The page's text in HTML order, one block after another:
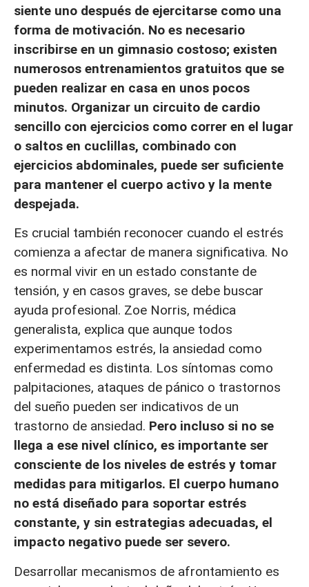
siente uno después de ejercitarse como una
forma de motivación. No es necesario
inscribirse en un gimnasio costoso; existen
numerosos entrenamientos gratuitos que se
pueden realizar en casa en unos pocos
minutos. Organizar un circuito de cardio
sencillo con ejercicios como correr en el lugar
o saltos en cuclillas, combinado con
ejercicios abdominales, puede ser suficiente
para mantener el cuerpo activo y la mente
despejada.
Es crucial también reconocer cuando el estrés
comienza a afectar de manera significativa. No
es normal vivir en un estado constante de
tensión, y en casos graves, se debe buscar
ayuda profesional. Zoe Norris, médica
generalista, explica que aunque todos
experimentamos estrés, la ansiedad como
enfermedad es distinta. Los síntomas como
palpitaciones, ataques de pánico o trastornos
del sueño pueden ser indicativos de un
trastorno de ansiedad. Pero incluso si no se
llega a ese nivel clínico, es importante ser
consciente de los niveles de estrés y tomar
medidas para mitigarlos. El cuerpo humano
no está diseñado para soportar estrés
constante, y sin estrategias adecuadas, el
impacto negativo puede ser severo.
Desarrollar mecanismos de afrontamiento es